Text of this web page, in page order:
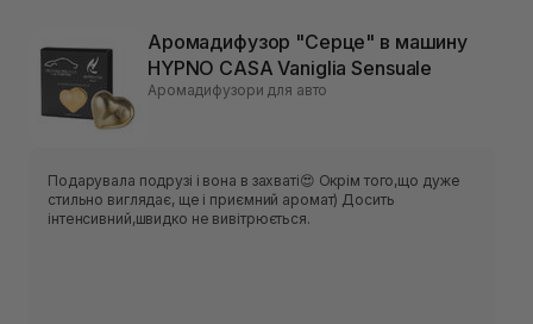
Аромадифузор "Серце" в машину
HYPNO CASA Vaniglia Sensuale
Аромадифузори для авто
Подарувала подрузі і вона в захваті😍 Окрім того,що дуже
стильно виглядає, ще і приємний аромат) Досить
інтенсивний,швидко не вивітрюється.